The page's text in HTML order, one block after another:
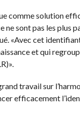
comme solution
ne sont pas les plus
«Avec cet
et qui
travail sur
efficacement